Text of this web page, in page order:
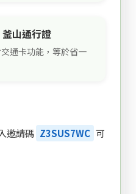
山通行證
通卡功能，等於省一
邀請碼 Z3SUS7WC 可